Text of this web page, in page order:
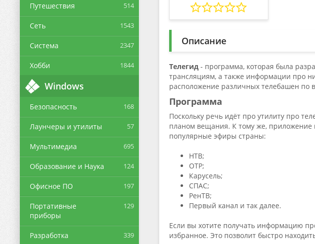
Путешествия 514
Сеть 1543
Система 2347
Хобби 1844
Windows
Безопасность 168
Лаунчеры и утилиты 57
Мультимедиа 695
Образование и Наука 124
Офисное ПО 197
Портативные
приборы
129
Разработка 339
Описание
Телегид - программа, которая была
трансляциям, а также информации про
расположение различных телебашен по
Программа
Поскольку речь идёт про утилиту про
планом вещания. К тому же, приложение
популярные эфиры страны:
НТВ;
ОТР;
Карусель;
СПАС;
РенТВ;
Первый канал и так далее.
Если вы хотите получать информацию
избранное. Это позволит быстро